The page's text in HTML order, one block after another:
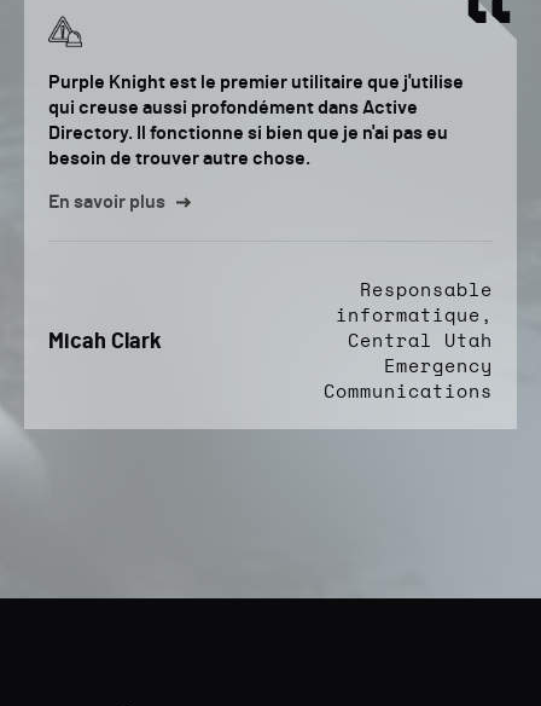
Purple Knight est le premier utilitaire que j'utilise
qui creuse aussi profondément dans Active
Directory. Il fonctionne si bien que je n'ai pas eu
besoin de trouver autre chose.
En savoir plus
Micah Clark
Responsable
informatique,
Central Utah
Emergency
Communications